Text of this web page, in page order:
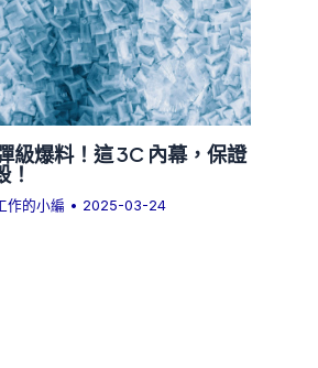
級爆料！這 3C 內幕，保證
作的小編 • 2025-03-24